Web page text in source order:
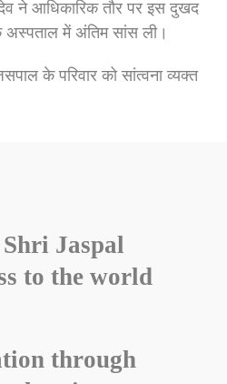
ने आधिकारिक तौर पर इस दुखद
अस्पताल में अंतिम सांस ली।
के परिवार को सांत्वना व्यक्त
Jaspal
to the world
through